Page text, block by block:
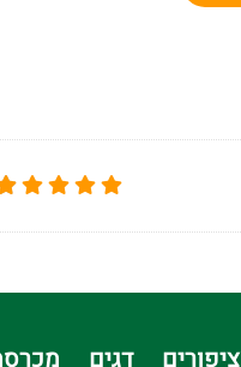
ציפורים דגים